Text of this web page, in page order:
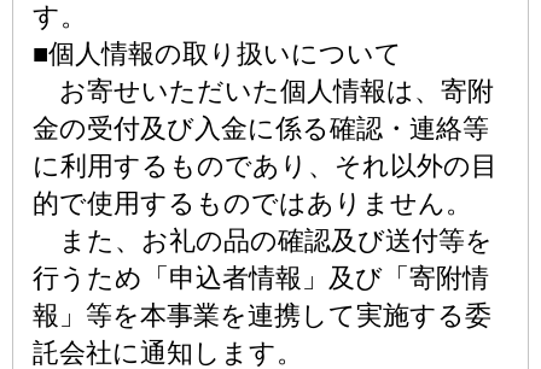
す。
■個人情報の取り扱いについて
お寄せいただいた個人情報は、寄附
金の受付及び入金に係る確認・連絡等
に利用するものであり、それ以外の目
的で使用するものではありません。
また、お礼の品の確認及び送付等を
行うため「申込者情報」及び「寄附情
報」等を本事業を連携して実施する委
託会社に通知します。